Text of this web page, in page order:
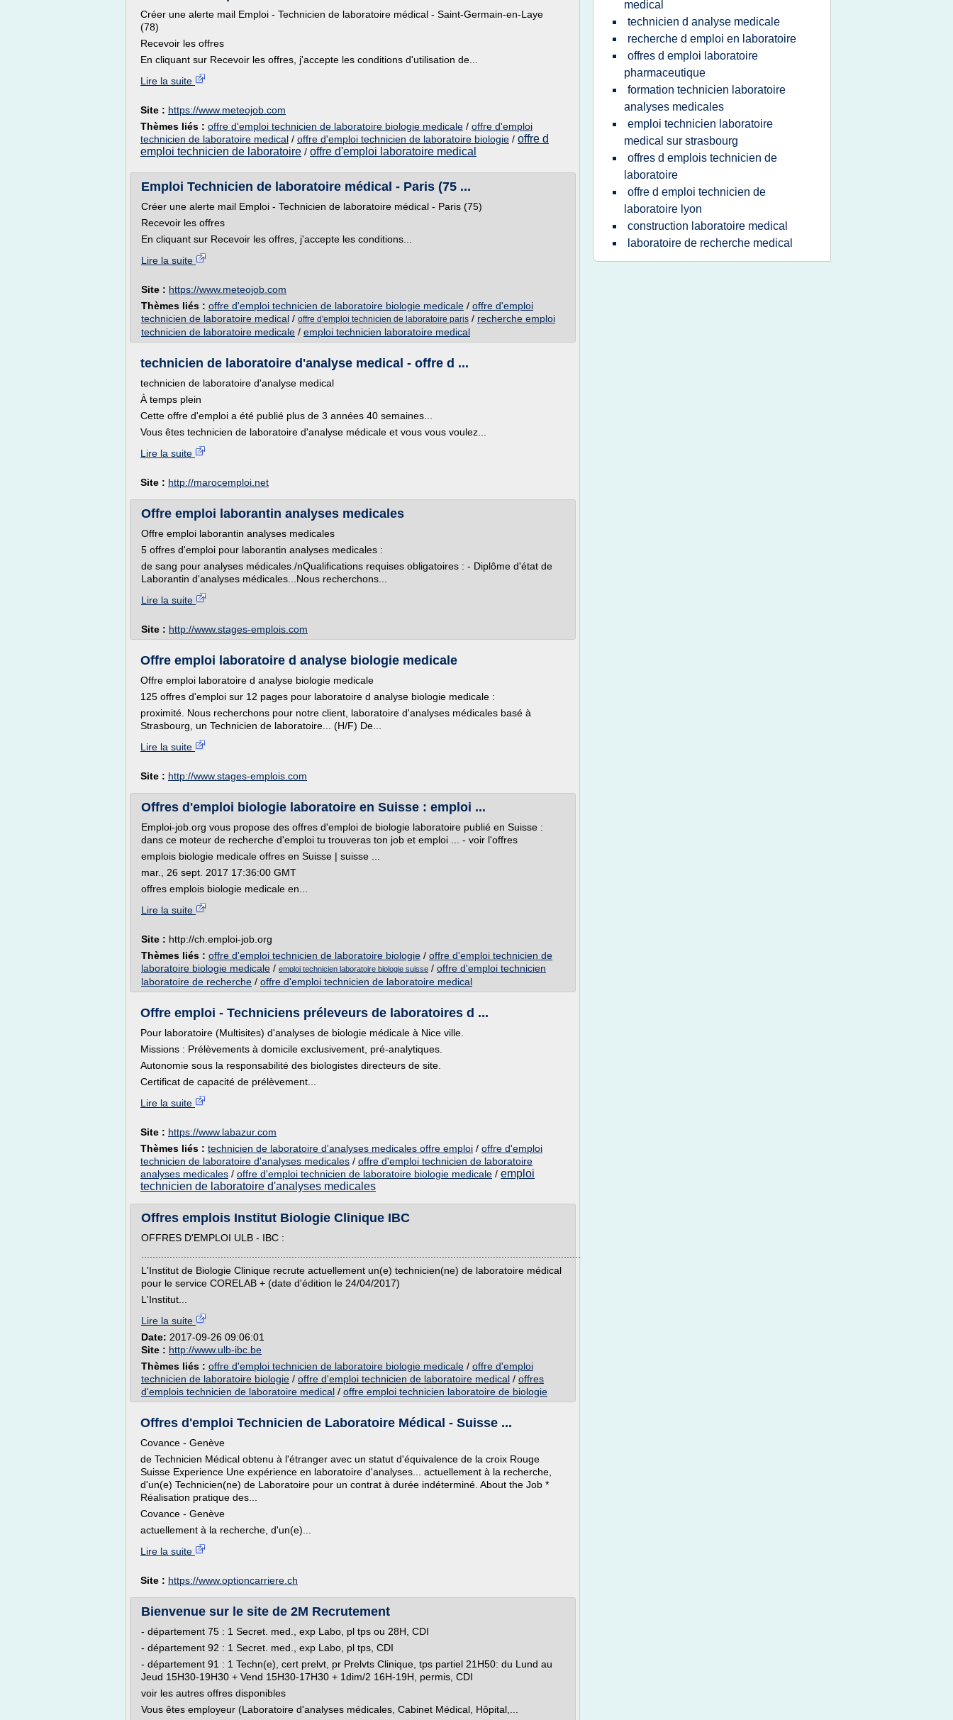
Créer une alerte mail Emploi - Technicien de laboratoire médical - Saint-Germain-en-Laye
(78)
Recevoir les offres
En cliquant sur Recevoir les offres, j'accepte les conditions d'utilisation de...
Lire la suite
Site : https://www.meteojob.com
Thèmes liés : offre d'emploi technicien de laboratoire biologie medicale / offre d'emploi
technicien de laboratoire medical / offre d'emploi technicien de laboratoire biologie / offre d
emploi technicien de laboratoire / offre d'emploi laboratoire medical
Emploi Technicien de laboratoire médical - Paris (75 ...
Créer une alerte mail Emploi - Technicien de laboratoire médical - Paris (75)
Recevoir les offres
En cliquant sur Recevoir les offres, j'accepte les conditions...
Lire la suite
Site : https://www.meteojob.com
Thèmes liés : offre d'emploi technicien de laboratoire biologie medicale / offre d'emploi
technicien de laboratoire medical / offre d'emploi technicien de laboratoire paris / recherche emploi
technicien de laboratoire medicale / emploi technicien laboratoire medical
technicien de laboratoire d'analyse medical - offre d ...
technicien de laboratoire d'analyse medical
À temps plein
Cette offre d'emploi a été publié plus de 3 années 40 semaines...
Vous êtes technicien de laboratoire d'analyse médicale et vous vous voulez...
Lire la suite
Site : http://marocemploi.net
Offre emploi laborantin analyses medicales
Offre emploi laborantin analyses medicales
5 offres d'emploi pour laborantin analyses medicales :
de sang pour analyses médicales./nQualifications requises obligatoires : - Diplôme d'état de
Laborantin d'analyses médicales...Nous recherchons...
Lire la suite
Site : http://www.stages-emplois.com
Offre emploi laboratoire d analyse biologie medicale
Offre emploi laboratoire d analyse biologie medicale
125 offres d'emploi sur 12 pages pour laboratoire d analyse biologie medicale :
proximité. Nous recherchons pour notre client, laboratoire d'analyses médicales basé à
Strasbourg, un Technicien de laboratoire... (H/F) De...
Lire la suite
Site : http://www.stages-emplois.com
Offres d'emploi biologie laboratoire en Suisse : emploi ...
Emploi-job.org vous propose des offres d'emploi de biologie laboratoire publié en Suisse :
dans ce moteur de recherche d'emploi tu trouveras ton job et emploi ... - voir l'offres
emplois biologie medicale offres en Suisse | suisse ...
mar., 26 sept. 2017 17:36:00 GMT
offres emplois biologie medicale en...
Lire la suite
Site : http://ch.emploi-job.org
Thèmes liés : offre d'emploi technicien de laboratoire biologie / offre d'emploi technicien de
laboratoire biologie medicale / emploi technicien laboratoire biologie suisse / offre d'emploi technicien
laboratoire de recherche / offre d'emploi technicien de laboratoire medical
Offre emploi - Techniciens préleveurs de laboratoires d ...
Pour laboratoire (Multisites) d'analyses de biologie médicale à Nice ville.
Missions : Prélèvements à domicile exclusivement, pré-analytiques.
Autonomie sous la responsabilité des biologistes directeurs de site.
Certificat de capacité de prélèvement...
Lire la suite
Site : https://www.labazur.com
Thèmes liés : technicien de laboratoire d'analyses medicales offre emploi / offre d'emploi
technicien de laboratoire d'analyses medicales / offre d'emploi technicien de laboratoire
analyses medicales / offre d'emploi technicien de laboratoire biologie medicale / emploi
technicien de laboratoire d'analyses medicales
Offres emplois Institut Biologie Clinique IBC
OFFRES D'EMPLOI ULB - IBC :
L'Institut de Biologie Clinique recrute actuellement un(e) technicien(ne) de laboratoire médical
pour le service CORELAB + (date d'édition le 24/04/2017)
L'Institut...
Lire la suite
Date: 2017-09-26 09:06:01
Site : http://www.ulb-ibc.be
Thèmes liés : offre d'emploi technicien de laboratoire biologie medicale / offre d'emploi
technicien de laboratoire biologie / offre d'emploi technicien de laboratoire medical / offres
d'emplois technicien de laboratoire medical / offre emploi technicien laboratoire de biologie
Offres d'emploi Technicien de Laboratoire Médical - Suisse ...
Covance - Genève
de Technicien Médical obtenu à l'étranger avec un statut d'équivalence de la croix Rouge
Suisse Experience Une expérience en laboratoire d'analyses... actuellement à la recherche,
d'un(e) Technicien(ne) de Laboratoire pour un contrat à durée indéterminé. About the Job *
Réalisation pratique des...
Covance - Genève
actuellement à la recherche, d'un(e)...
Lire la suite
Site : https://www.optioncarriere.ch
Bienvenue sur le site de 2M Recrutement
- département 75 : 1 Secret. med., exp Labo, pl tps ou 28H, CDI
- département 92 : 1 Secret. med., exp Labo, pl tps, CDI
- département 91 : 1 Techn(e), cert prelvt, pr Prelvts Clinique, tps partiel 21H50: du Lund au
Jeud 15H30-19H30 + Vend 15H30-17H30 + 1dim/2 16H-19H, permis, CDI
voir les autres offres disponibles
Vous êtes employeur (Laboratoire d'analyses médicales, Cabinet Médical, Hôpital,...
medical
technicien d analyse medicale
recherche d emploi en laboratoire
offres d emploi laboratoire
pharmaceutique
formation technicien laboratoire
analyses medicales
emploi technicien laboratoire
medical sur strasbourg
offres d emplois technicien de
laboratoire
offre d emploi technicien de
laboratoire lyon
construction laboratoire medical
laboratoire de recherche medical